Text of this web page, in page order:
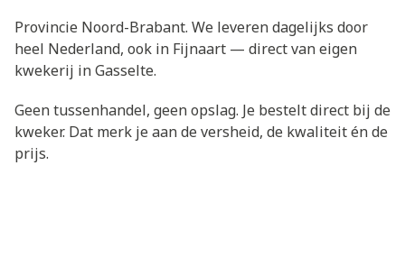
Provincie Noord-Brabant. We leveren dagelijks door
heel Nederland, ook in Fijnaart — direct van eigen
kwekerij in Gasselte.
Geen tussenhandel, geen opslag. Je bestelt direct bij de
kweker. Dat merk je aan de versheid, de kwaliteit én de
prijs.